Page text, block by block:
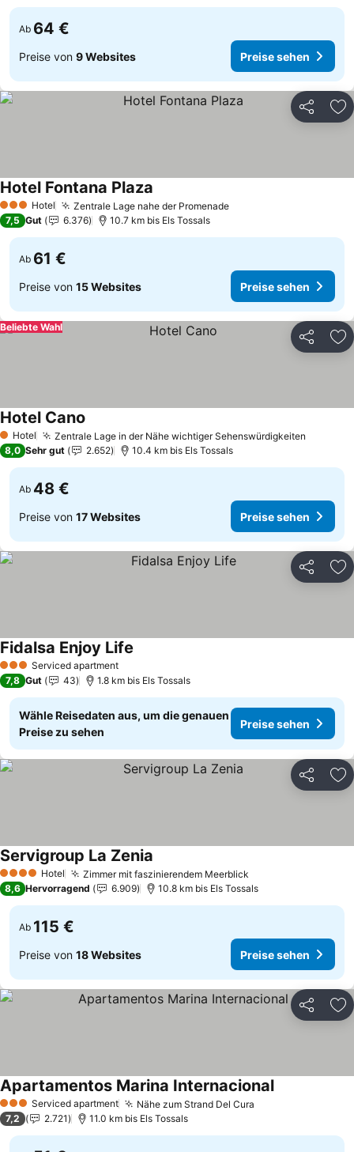
Ab 64 €
Preise von 9 Websites Preise sehen
Teilen
3 SterneHotel Zentrale Lage nahe der Promenade
Hotel Fontana Plaza
7,5 Gut 6.376 10.7 km bis Els Tossals
Ab 61 €
Preise von 15 Websites Preise sehen
Teilen
Beliebte Wahl
1 Sterne
Hotel Zentrale Lage in der Nähe wichtiger Sehenswürdigkeiten
Hotel Cano
8,0 Sehr gut 2.652 10.4 km bis Els Tossals
Ab 48 €
Preise von 17 Websites Preise sehen
Teilen
3 SterneServiced apartment
Fidalsa Enjoy Life
7,8 Gut 43 1.8 km bis Els Tossals
Wähle Reisedaten aus, um die genauen
Preise zu sehen
Preise sehen
Teilen
4 Sterne Hotel Zimmer mit faszinierendem Meerblick
Servigroup La Zenia
8,6 Hervorragend 6.909 10.8 km bis Els Tossals
Ab 115 €
Preise von 18 Websites Preise sehen
Teilen
3 SterneServiced apartment Nähe zum Strand Del Cura
Apartamentos Marina Internacional
7,2 2.721 11.0 km bis Els Tossals